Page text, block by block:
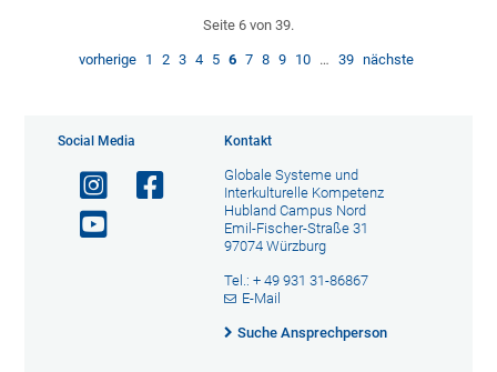
Seite 6 von 39.
vorherige 1 2 3 4 5 6 7 8 9 10 … 39 nächste
Social Media Kontakt
Globale Systeme und
Interkulturelle Kompetenz
Hubland Campus Nord
Emil-Fischer-Straße 31
97074 Würzburg
Tel.: + 49 931 31-86867
E-Mail
Suche Ansprechperson